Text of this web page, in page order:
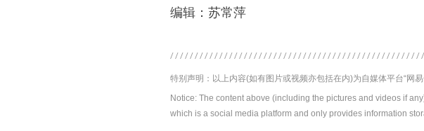
编辑：苏常萍
特别声明：以上内容(如有图片或视频亦包括在内)为自媒体平台“网
Notice: The content above (including the pictures and videos if
which is a social media platform and only provides information